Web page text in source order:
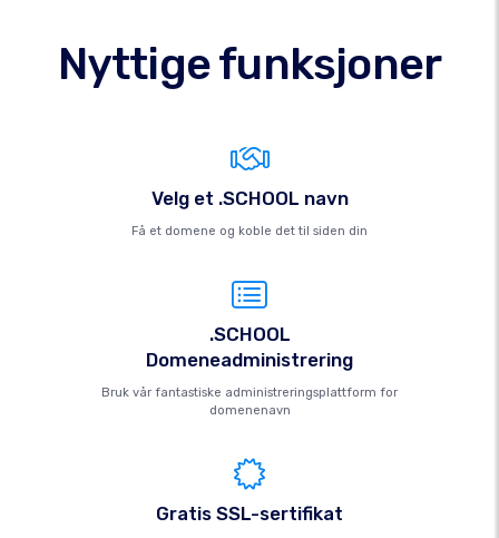
Nyttige funksjoner
Velg et .SCHOOL navn
Få et domene og koble det til siden din
.SCHOOL
Domeneadministrering
Bruk vår fantastiske administreringsplattform for
domenenavn
Gratis SSL-sertifikat